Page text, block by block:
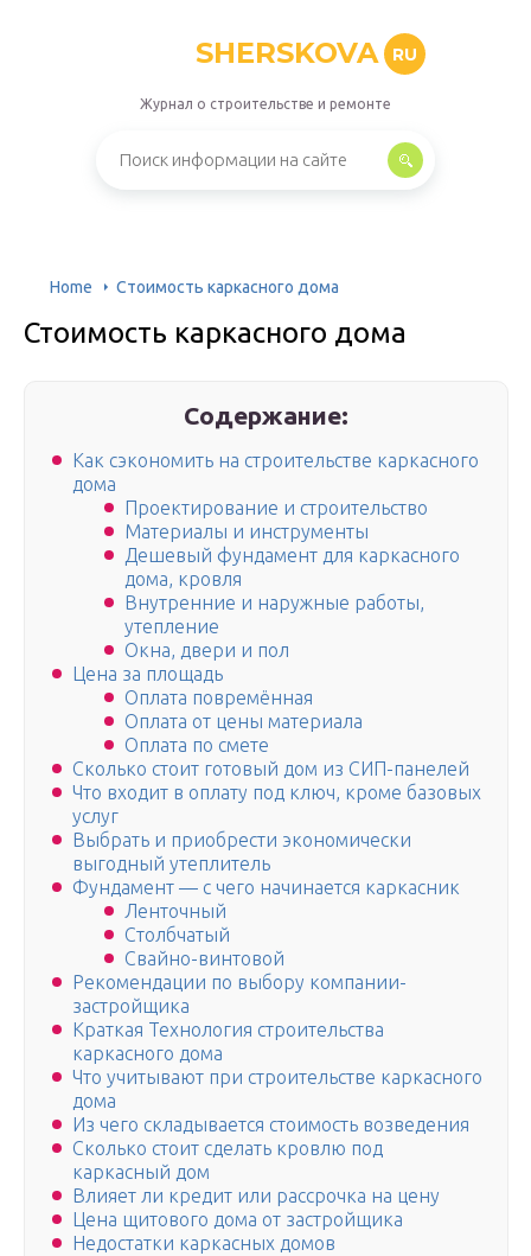
SHERSKOVA RU
Журнал о строительстве и ремонте
Home Стоимость каркасного дома
Стоимость каркасного дома
Содержание:
Как сэкономить на строительстве каркасного
дома
Проектирование и строительство
Материалы и инструменты
Дешевый фундамент для каркасного
дома, кровля
Внутренние и наружные работы,
утепление
Окна, двери и пол
Цена за площадь
Оплата повремённая
Оплата от цены материала
Оплата по смете
Сколько стоит готовый дом из СИП-панелей
Что входит в оплату под ключ, кроме базовых
услуг
Выбрать и приобрести экономически
выгодный утеплитель
Фундамент — с чего начинается каркасник
Ленточный
Столбчатый
Свайно-винтовой
Рекомендации по выбору компании-
застройщика
Краткая Технология строительства
каркасного дома
Что учитывают при строительстве каркасного
дома
Из чего складывается стоимость возведения
Сколько стоит сделать кровлю под
каркасный дом
Влияет ли кредит или рассрочка на цену
Цена щитового дома от застройщика
Недостатки каркасных домов